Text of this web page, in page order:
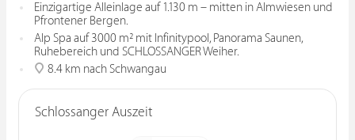
Einzigartige Alleinlage auf 1.130 m – mitten in Almwiesen und
Pfrontener Bergen.
Alp Spa auf 3000 m² mit Infinitypool, Panorama Saunen,
Ruhebereich und SCHLOSSANGER Weiher.
8.4 km nach Schwangau
Schlossanger Auszeit